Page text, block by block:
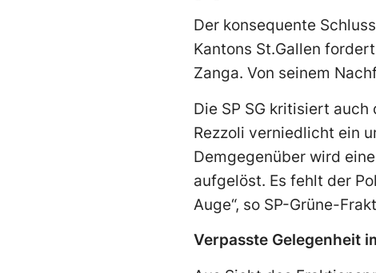
Der konsequente
Kantons St.Gallen
Zanga. Von seinem
Die SP SG kritisiert
Rezzoli verniedlicht ein
Demgegenüber wird
aufgelöst. Es fehlt der
Auge“, so SP-Grüne-
Verpasste Gelegenheit